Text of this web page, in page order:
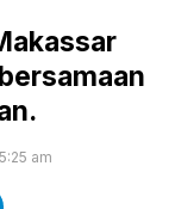
am